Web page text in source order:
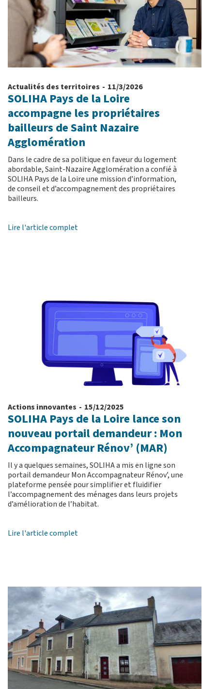
Actualités des territoires - 11/3/2026
SOLIHA Pays de la Loire
accompagne les propriétaires
bailleurs de Saint Nazaire
Agglomération
Dans le cadre de sa politique en faveur du logement
abordable, Saint-Nazaire Agglomération a confié à
SOLIHA Pays de la Loire une mission d’information,
de conseil et d’accompagnement des propriétaires
bailleurs.
Lire l'article complet
Actions innovantes - 15/12/2025
SOLIHA Pays de la Loire lance son
nouveau portail demandeur : Mon
Accompagnateur Rénov’ (MAR)
Il y a quelques semaines, SOLIHA a mis en ligne son
portail demandeur Mon Accompagnateur Rénov’, une
plateforme pensée pour simplifier et fluidifier
l’accompagnement des ménages dans leurs projets
d’amélioration de l’habitat.
Lire l'article complet